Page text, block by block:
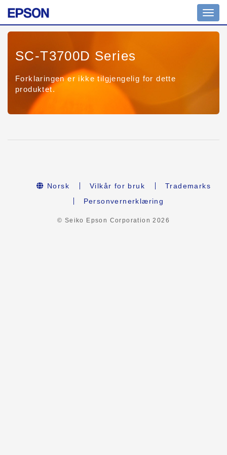
SC-T3700D Series
Forklaringen er ikke tilgjengelig for dette
produktet.
Norsk Vilkår for bruk
Trademarks
Personvernerklæring
© Seiko Epson Corporation2026